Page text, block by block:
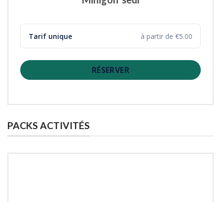
Tarif unique à partir de €5.00
RÉSERVER
PACKS ACTIVITÉS